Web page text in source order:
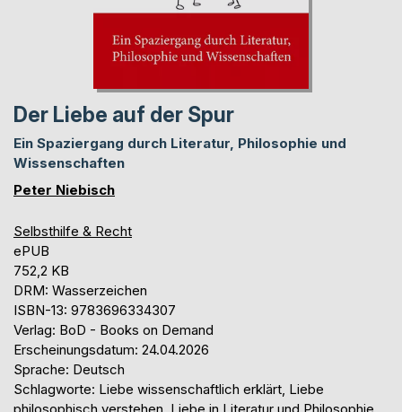
Der Liebe auf der Spur
Ein Spaziergang durch Literatur, Philosophie und
Wissenschaften
Peter Niebisch
Selbsthilfe & Recht
ePUB
752,2 KB
DRM: Wasserzeichen
ISBN-13: 9783696334307
Verlag: BoD - Books on Demand
Erscheinungsdatum: 24.04.2026
Sprache: Deutsch
Schlagworte: Liebe wissenschaftlich erklärt, Liebe
philosophisch verstehen, Liebe in Literatur und Philosophie,